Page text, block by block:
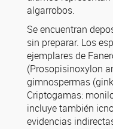
algarrobos.
Se encuentran
sin preparar. Los
ejemplares de
(Prosopisinoxylon
gimnospermas
Criptogamas:
incluye también
evidencias